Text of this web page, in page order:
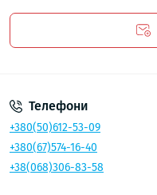
Телефони
+380(50)612-53-09
+380(67)574-16-40
+38(068)306-83-58